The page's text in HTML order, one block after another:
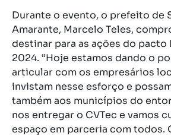
Durante o evento, o prefeito de
Amarante, Marcelo Teles,
destinar para as ações do pacto
2024. “Hoje estamos dando o
articular com os empresários
invistam nesse esforço e
também aos municípios do
nos entregar o CVTec e vamos
espaço em parceria com todos.